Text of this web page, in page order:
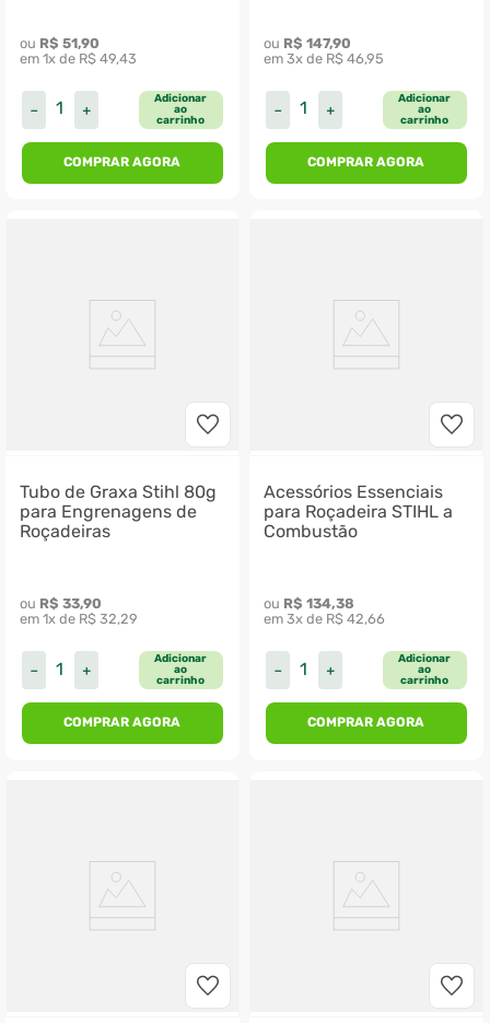
ou R$ 51,90
em 1x de R$ 49,43
＋
－
Adicionar
ao
carrinho
COMPRAR AGORA
ou R$ 147,90
em 3x de R$ 46,95
＋
－
Adicionar
ao
carrinho
COMPRAR AGORA
Tubo de Graxa Stihl 80g
para Engrenagens de
Roçadeiras
ou R$ 33,90
em 1x de R$ 32,29
＋
－
Adicionar
ao
carrinho
COMPRAR AGORA
Acessórios Essenciais
para Roçadeira STIHL a
Combustão
ou R$ 134,38
em 3x de R$ 42,66
＋
－
Adicionar
ao
carrinho
COMPRAR AGORA